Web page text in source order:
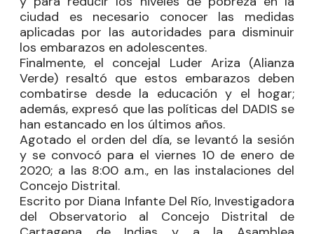
ciudad es necesario conocer las medidas
aplicadas por las autoridades para disminuir
los embarazos en adolescentes.
Finalmente, el concejal Luder Ariza (Alianza
Verde) resaltó que estos embarazos deben
combatirse desde la educación y el hogar;
además, expresó que las políticas del DADIS se
han estancado en los últimos años.
Agotado el orden del día, se levantó la sesión
y se convocó para el viernes 10 de enero de
2020; a las 8:00 a.m., en las instalaciones del
Concejo Distrital.
Escrito por Diana Infante Del Río, Investigadora
del Observatorio al Concejo Distrital de